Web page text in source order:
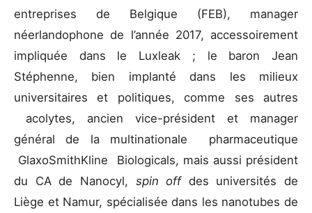
entreprises de Belgique (FEB), manager
néerlandophone de l’année 2017, accessoirement
impliquée dans le Luxleak ; le baron Jean
Stéphenne, bien implanté dans les milieux
universitaires et politiques, comme ses autres
acolytes, ancien vice-président et manager
général de la multinationale pharmaceutique
GlaxoSmithKline Biologicals, mais aussi président
du CA de Nanocyl, spin off des universités de
Liège et Namur, spécialisée dans les nanotubes de